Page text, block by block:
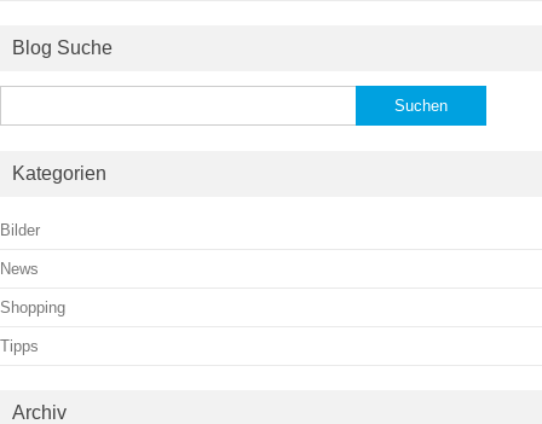
Blog Suche
nach:
Kategorien
Bilder
News
Shopping
Tipps
Archiv